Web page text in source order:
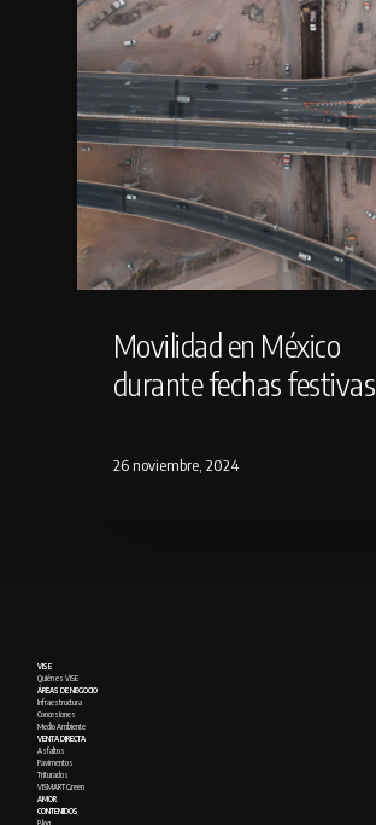
Movilidad en México
durante fechas festivas
26 noviembre, 2024
VISE
Quién es VISE
ÁREAS DE NEGOCIO
Infraestructura
Concesiones
Medio Ambiente
VENTA DIRECTA
Asfaltos
Pavimentos
Triturados
VISMART Green
AMOR
CONTENIDOS
Blog